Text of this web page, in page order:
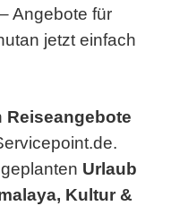
Angebote für
jetzt einfach
Reiseangebote
Urlaub
Kultur &